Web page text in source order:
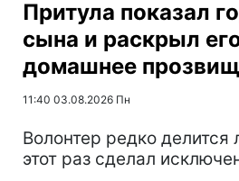
Притула показал
сына и раскрыл
домашнее
11:40 03.08.2026 Пн
Волонтер редко делится
этот раз сделал